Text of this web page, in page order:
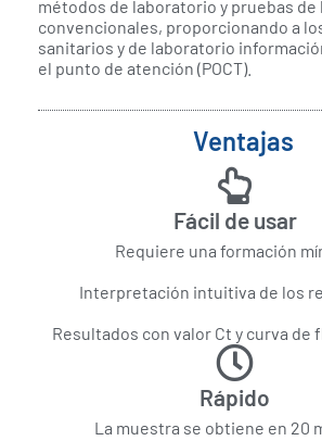
métodos de laboratorio y pruebas
convencionales, proporcionando a
sanitarios y de laboratorio
el punto de atención (POCT).
Ventajas
Fácil de usar
Requiere una formación
Interpretación intuitiva de los
Resultados con valor Ct y curva de
Rápido
La muestra se obtiene en 20